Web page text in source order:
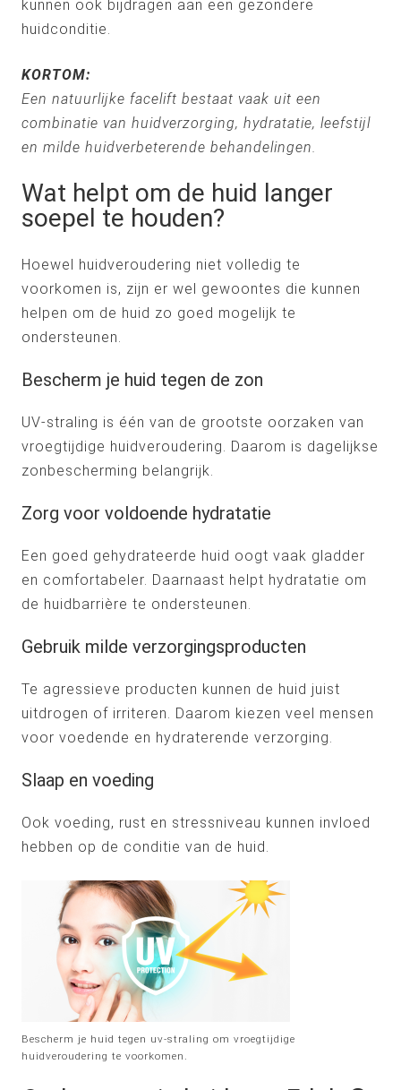
kunnen ook bijdragen aan een gezondere
huidconditie.
KORTOM:
Een natuurlijke facelift bestaat vaak uit een
combinatie van huidverzorging, hydratatie, leefstijl
en milde huidverbeterende behandelingen.
Wat helpt om de huid langer
soepel te houden?
Hoewel huidveroudering niet volledig te
voorkomen is, zijn er wel gewoontes die kunnen
helpen om de huid zo goed mogelijk te
ondersteunen.
Bescherm je huid tegen de zon
UV-straling is één van de grootste oorzaken van
vroegtijdige huidveroudering. Daarom is dagelijkse
zonbescherming belangrijk.
Zorg voor voldoende hydratatie
Een goed gehydrateerde huid oogt vaak gladder
en comfortabeler. Daarnaast helpt hydratatie om
de huidbarrière te ondersteunen.
Gebruik milde verzorgingsproducten
Te agressieve producten kunnen de huid juist
uitdrogen of irriteren. Daarom kiezen veel mensen
voor voedende en hydraterende verzorging.
Slaap en voeding
Ook voeding, rust en stressniveau kunnen invloed
hebben op de conditie van de huid.
Bescherm je huid tegen uv-straling om vroegtijdige
huidveroudering te voorkomen.